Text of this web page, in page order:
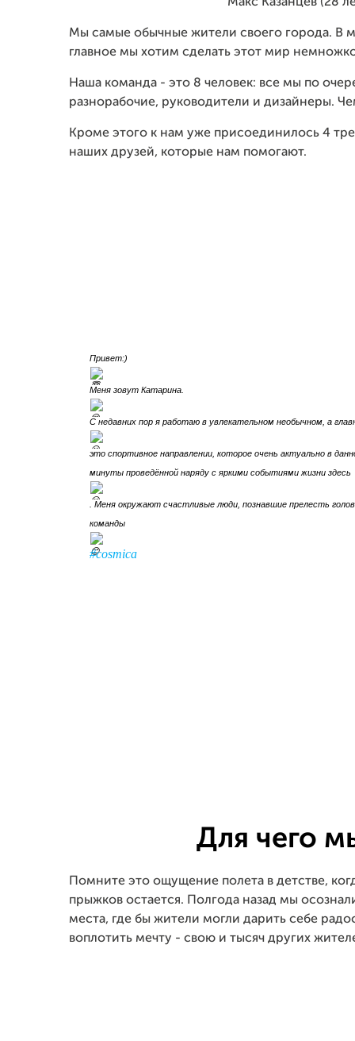
Мы самые обычные жители своего города. В
главное мы хотим сделать этот мир
Наша команда - это 8 человек: все мы по
разнорабочие, руководители и дизайнеры.
Кроме этого к нам уже присоединилось 4
наших друзей, которые нам помогают.
Привет:)
Меня зовут Катарина.
С недавних пор я работаю в увлекательном необычном, а
это спортивное направлении, которое очень актуально в
минуты проведённой наряду с яркими событиями жизни здесь
. Меня окружают счастливые люди, познавшие прелесть
команды
#cosmica
Для чего
Помните это ощущение полета в детстве,
прыжков остается. Полгода назад мы
места, где бы жители могли дарить себе
воплотить мечту - свою и тысяч других